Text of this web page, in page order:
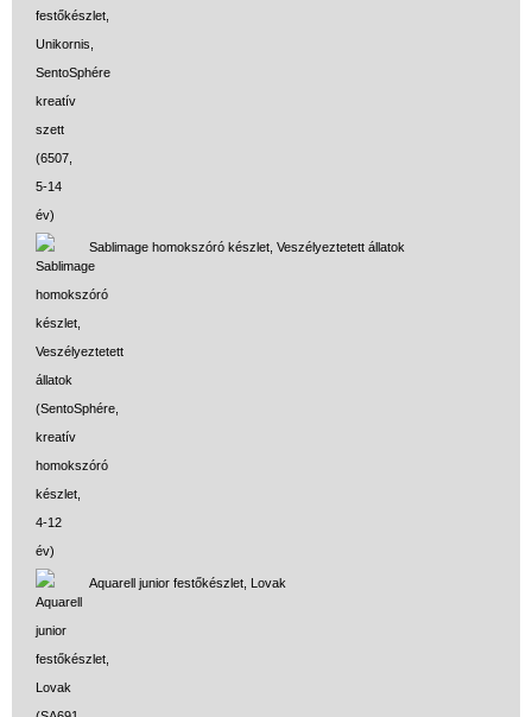
Sablimage homokszóró készlet, Veszélyeztetett állatok
Aquarell junior festőkészlet, Lovak